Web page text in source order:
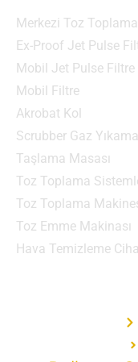
Merkezi Toz
Ex-Proof Jet Pulse
Mobil Jet Pulse Filtre
Mobil Filtre
Akrobat Kol
Scrubber Gaz Yıkama
Taşlama Masası
Toz Toplama
Toz Toplama
Toz Emme Makinası
Hava Temizleme